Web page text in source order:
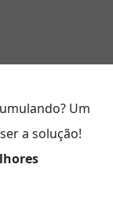
Um
a solução!